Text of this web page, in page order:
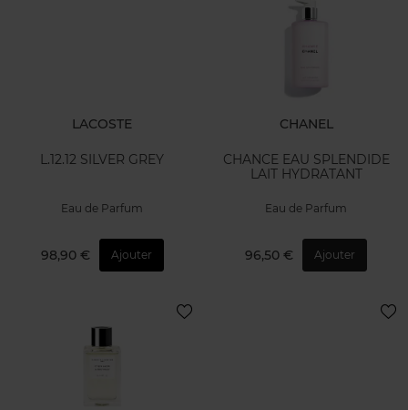
LACOSTE
L.12.12 SILVER GREY
Eau de Parfum
98,90 € Ajouter
CHANEL
CHANCE EAU SPLENDIDE
LAIT HYDRATANT
Eau de Parfum
96,50 € Ajouter